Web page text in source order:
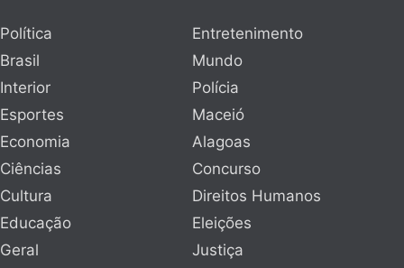
Política
Entretenimento
Brasil
Mundo
Interior
Polícia
Esportes
Maceió
Economia
Alagoas
Ciências
Concurso
Cultura
Direitos Humanos
Educação
Eleições
Geral
Justiça